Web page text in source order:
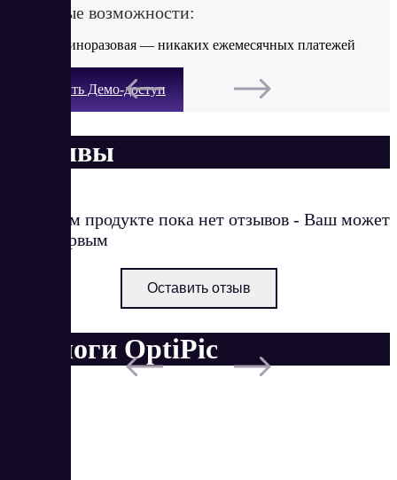
Ключевые возможности:
Оплата единоразовая — никаких ежемесячных платежей
Получить Демо-доступ
Отзывы
О данном продукте пока нет отзывов - Ваш может
стать первым
Оставить отзыв
Аналоги OptiPic